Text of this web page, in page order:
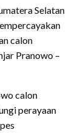
Selatan
calon
Pranowo –
calon
perayaan